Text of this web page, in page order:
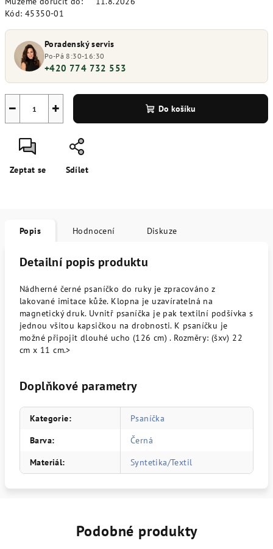
Kód: 45350-01
Poradenský servis
Po-Pá 8:30-16:30
+420 774 732 553
+
− Do košíku
Zeptat se Sdílet
Popis Hodnocení Diskuze
Detailní popis produktu
Nádherné černé psaníčko do ruky je zpracováno z
lakované imitace kůže. Klopna je uzavíratelná na
magnetický druk. Uvnitř psaníčka je pak textilní podšívka s
jednou všitou kapsičkou na drobnosti. K psaníčku je
možné připojit dlouhé ucho (126 cm) . Rozměry: (šxv) 22
cm x 11 cm.>
Doplňkové parametry
Kategorie:
Psaníčka
Barva:
Černá
Materiál: Syntetika/Textil
Podobné produkty